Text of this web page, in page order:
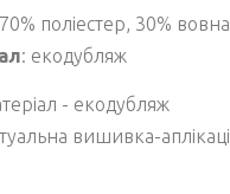
поліестер, 30% вовна
: екодубляж
- екодубляж
вишивка-